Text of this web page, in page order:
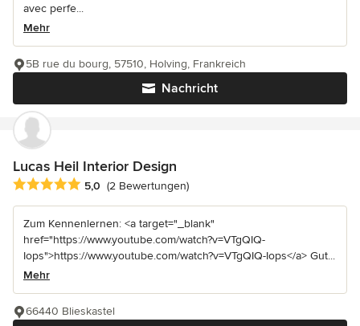
avec perfe...
Mehr
Nachricht
5B rue du bourg, 57510, Holving, Frankreich
Lucas Heil Interior Design
Durchschnittliche Bewertung: 5 von 5 Sternen
5,0 (2 Bewertungen)
Zum Kennenlernen: <a target="_blank"
href="https://www.youtube.com/watch?v=VTgQIQ-
Iops">https://www.youtube.com/watch?v=VTgQIQ-Iops</a> Gut...
Mehr
66440 Blieskastel